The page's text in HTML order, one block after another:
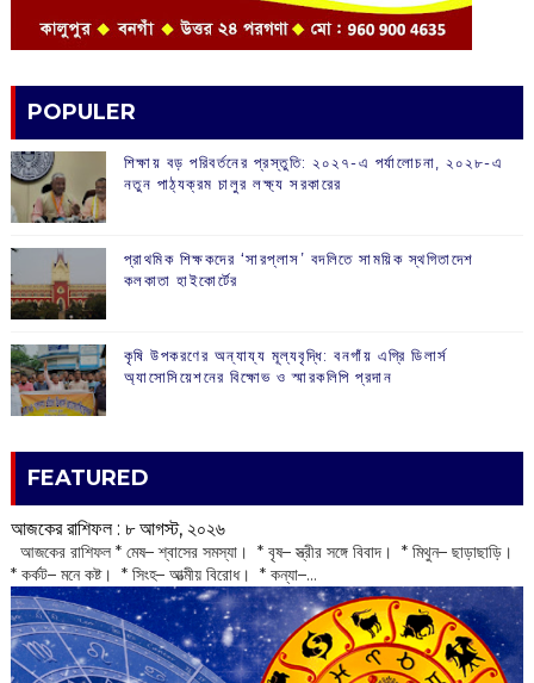
POPULER
শিক্ষায় বড় পরিবর্তনের প্রস্তুতি: ২০২৭-এ পর্যালোচনা, ২০২৮-এ
নতুন পাঠ্যক্রম চালুর লক্ষ্য সরকারের
প্রাথমিক শিক্ষকদের ‘সারপ্লাস’ বদলিতে সাময়িক স্থগিতাদেশ
কলকাতা হাইকোর্টের
কৃষি উপকরণের অন্যায্য মূল্যবৃদ্ধি: বনগাঁয় এগ্রি ডিলার্স
অ্যাসোসিয়েশনের বিক্ষোভ ও স্মারকলিপি প্রদান
FEATURED
আজকের রাশিফল :‌ ‌‌৮ আগস্ট, ২০২৬
‌ আজকের রাশিফল * মেষ– শ্বাসের সমস্যা। * বৃষ– স্ত্রীর সঙ্গে বিবাদ। * মিথুন– ছাড়াছাড়ি।
* কর্কট– মনে কষ্ট। * সিংহ– আত্মীয় বিরোধ। * কন্যা–...